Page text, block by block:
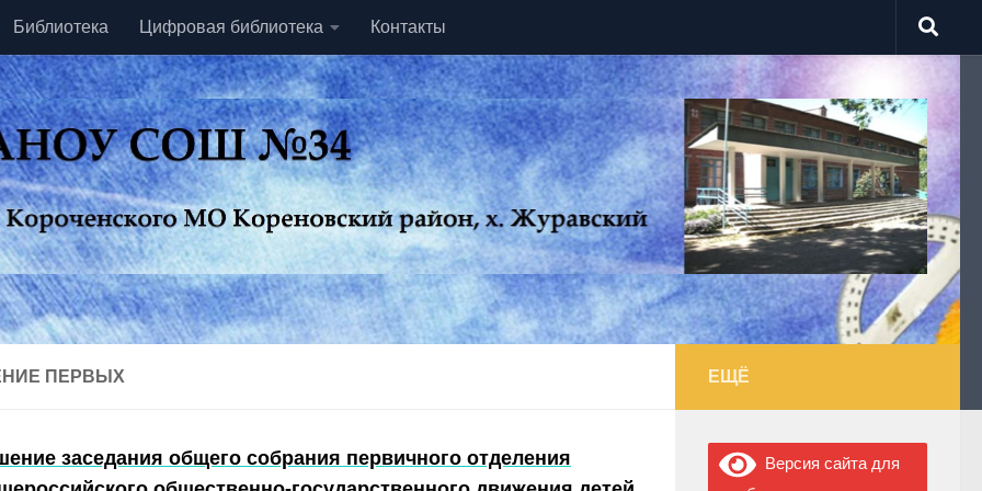
Библиотека Цифровая библиотека Контакты
ПЕРВЫХ
заседания общего собрания первичного отделения
ЕЩЁ
Версия сайта для